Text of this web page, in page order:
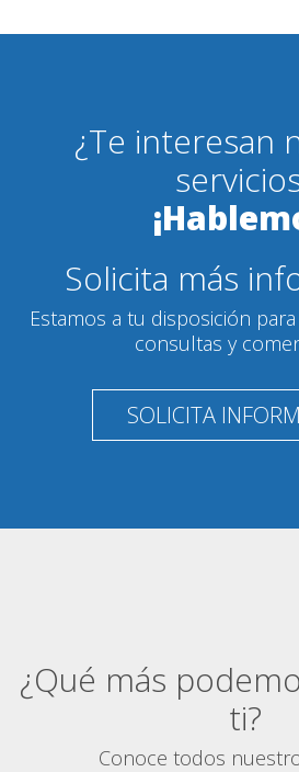
¿Te interesan
Solicita más
Estamos a tu disposición
consultas y
SOLICITA
¿Qué más
ti?
Conoce todos